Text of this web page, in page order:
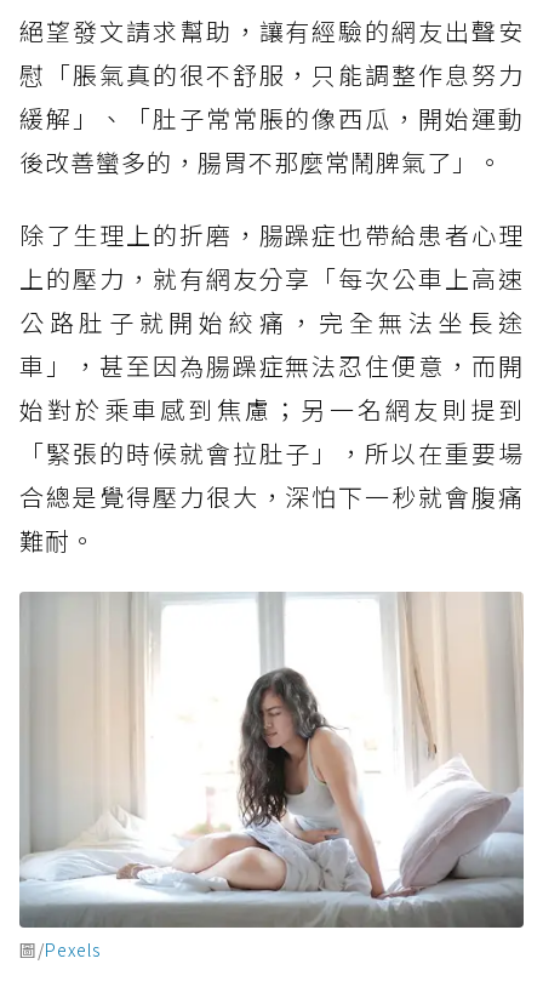
絕望發文請求幫助，讓有經驗的網友出聲安
慰「脹氣真的很不舒服，只能調整作息努力
緩解」、「肚子常常脹的像西瓜，開始運動
後改善蠻多的，腸胃不那麼常鬧脾氣了」。
除了生理上的折磨，腸躁症也帶給患者心理
上的壓力，就有網友分享「每次公車上高速
公路肚子就開始絞痛，完全無法坐長途
車」，甚至因為腸躁症無法忍住便意，而開
始對於乘車感到焦慮；另一名網友則提到
「緊張的時候就會拉肚子」，所以在重要場
合總是覺得壓力很大，深怕下一秒就會腹痛
難耐。
圖/Pexels